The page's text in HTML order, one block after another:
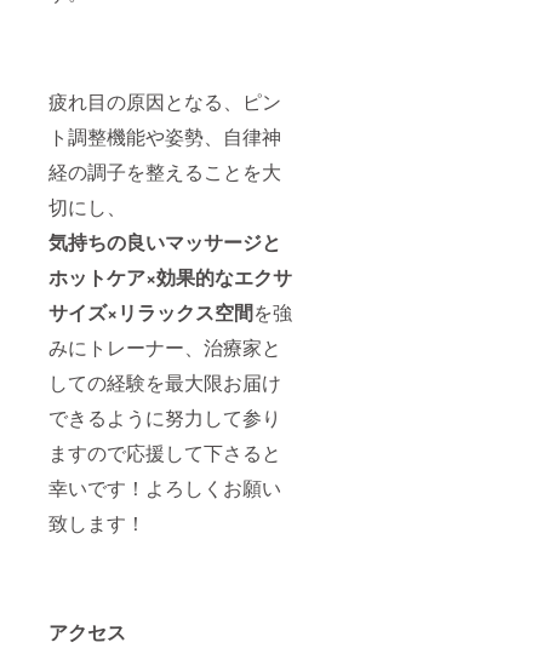
疲れ目の原因となる、ピン
ト調整機能や姿勢、自律神
経の調子を整えることを大
切にし、
気持ちの良いマッサージと
ホットケア×効果的なエクサ
サイズ×リラックス空間を強
みにトレーナー、治療家と
しての経験を最大限お届け
できるように努力して参り
ますので応援して下さると
幸いです！よろしくお願い
致します！
アクセス